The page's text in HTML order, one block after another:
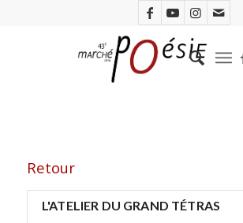
Retour
L'ATELIER DU GRAND TÉTRAS